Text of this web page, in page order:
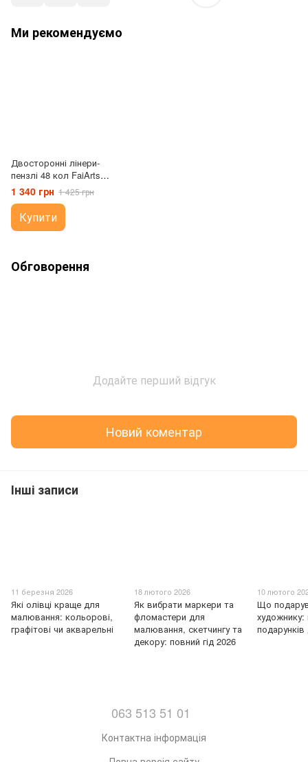
Ми рекомендуємо
Двосторонні лінери-
пензлі 48 кол FaiArts -
кольорові, на водній
основі для скетчингу
та малювання
1 340 грн 1 425 грн
Купити
Обговорення
Додайте перший відгук
Новий коментар
Інші записи
11 березня 2026
Які олівці краще для
малювання: кольорові,
графітові чи акварельні
18 лютого 2026
Як вибрати маркери та
фломастери для
малювання, скетчингу та
декору: повний гід 2026
10 лютого
Що
художнику:
063 513 51 01
Контактна інформація